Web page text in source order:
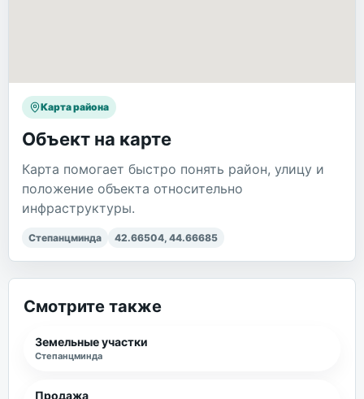
Карта района
Объект на карте
Карта помогает быстро понять район, улицу и
положение объекта относительно
инфраструктуры.
Степанцминда 42.66504, 44.66685
Смотрите также
Земельные участки
Степанцминда
Продажа